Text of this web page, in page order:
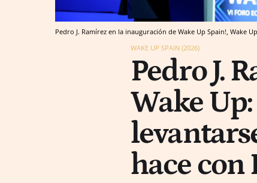
Pedro J. Ramírez en la inauguración de Wake Up Spain!, Wake
WAKE UP SPAIN (2026)
Pedro J.
Wake
hace con